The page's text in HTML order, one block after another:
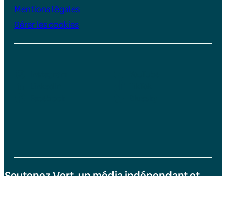
Mentions légales
Gérer les cookies
Soutenez Vert, un média indépendant et